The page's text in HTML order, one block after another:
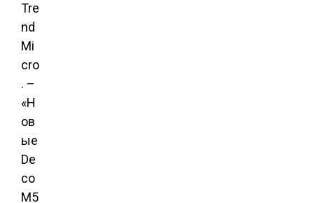
Tre
nd
Mi
cro
. –
«Н
ов
ые
De
co
M5